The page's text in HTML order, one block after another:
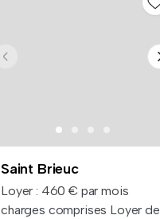
Saint Brieuc
Loyer : 460 € par mois
charges comprises Loyer de